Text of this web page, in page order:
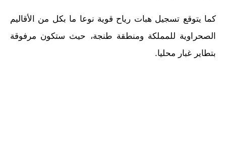
كما يتوقع تسجيل هبات رياح قوية نوعا ما بكل من الأقاليم
الصحراوية للمملكة ومنطقة طنجة، حيث ستكون مرفوقة
بتطاير غبار محليا.